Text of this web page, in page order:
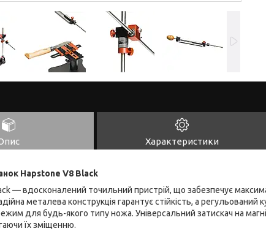
Характеристики
Hapstone V8 Black
— вдосконалений точильний пристрій, що забезпечує
металева конструкція гарантує стійкість, а
для будь-якого типу ножа. Універсальний затискач на
їх зміщенню.